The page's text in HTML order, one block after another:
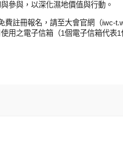
參與，以深化濕地價值與行動。
註冊報名，請至大會官網（iwc-
用之電子信箱（1個電子信箱代表1